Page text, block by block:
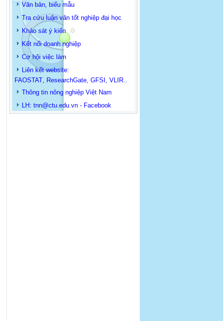
Văn bản, biểu mẫu
Tra cứu luận văn tốt nghiệp đại học
Khảo sát ý kiến
Kết nối doanh nghiệp
Cơ hội việc làm
Liên kết website:
FAOSTAT, ResearchGate, GFSI , VLIR..
Thông tin nông nghiệp Việt Nam
LH: tnn@ctu.edu.vn - Facebook